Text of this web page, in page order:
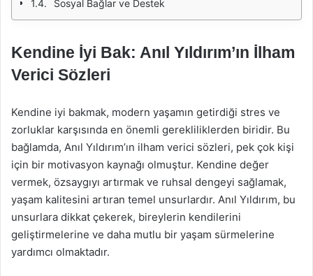
Sosyal Bağlar ve Destek
Kendine İyi Bak: Anıl Yıldırım’ın İlham
Verici Sözleri
Kendine iyi bakmak, modern yaşamın getirdiği stres ve
zorluklar karşısında en önemli gerekliliklerden biridir. Bu
bağlamda, Anıl Yıldırım’ın ilham verici sözleri, pek çok kişi
için bir motivasyon kaynağı olmuştur. Kendine değer
vermek, özsaygıyı artırmak ve ruhsal dengeyi sağlamak,
yaşam kalitesini artıran temel unsurlardır. Anıl Yıldırım, bu
unsurlara dikkat çekerek, bireylerin kendilerini
geliştirmelerine ve daha mutlu bir yaşam sürmelerine
yardımcı olmaktadır.